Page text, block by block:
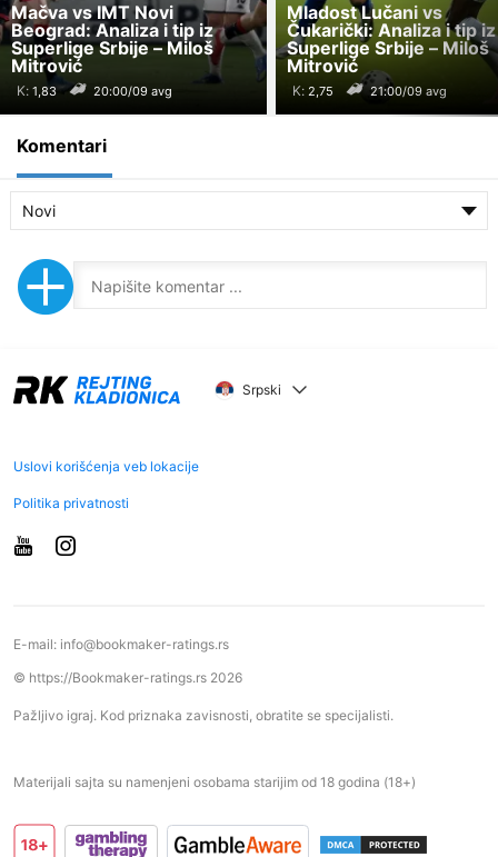
Mačva vs IMT Novi
Beograd: Analiza i tip iz
Superlige Srbije – Miloš
Mitrović
K: 20:00/09 avg
Mladost Lučani vs
Čukarički: Analiza i tip iz
Superlige Srbije – Miloš
Mitrović
K: 21:00/09 avg
Komentari
Novi
Srpski
Uslovi korišćenja veb lokacije
Politika privatnosti
E-mail: info@bookmaker-ratings.rs
© https://Bookmaker-ratings.rs 2026
Pažljivo igraj. Kod priznaka zavisnosti, obratite se specijalisti.
Materijali sajta su namenjeni osobama starijim od 18 godina (18+)